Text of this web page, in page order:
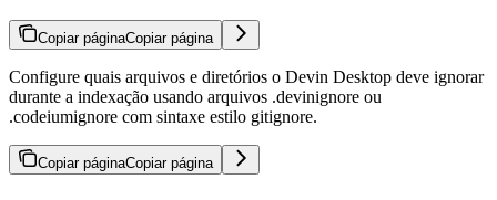
Copiar páginaCopiar página
Configure quais arquivos e diretórios o Devin Desktop deve ignorar
durante a indexação usando arquivos .devinignore ou
.codeiumignore com sintaxe estilo gitignore.
Copiar páginaCopiar página